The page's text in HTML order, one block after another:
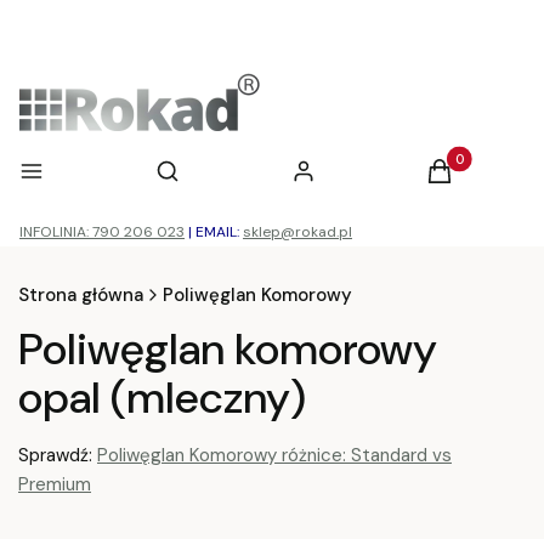
Menu Otwórz wyszukiwarkę
Szukaj Zaloguj się Produkty w
Koszyk
INFOLINIA: 790 206 023 | EMAIL: sklep@rokad.pl
Strona główna Poliwęglan Komorowy
Poliwęglan komorowy
opal (mleczny)
Sprawdź: Poliwęglan Komorowy różnice: Standard vs
Premium